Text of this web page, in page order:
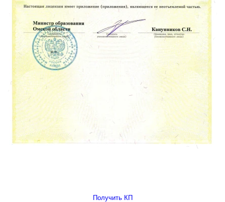
Получить КП